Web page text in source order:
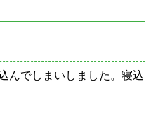
んでしまいしました。寝込